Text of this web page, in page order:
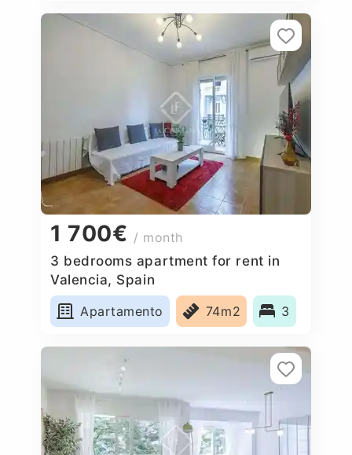
1 700€ / month
3 bedrooms apartment for rent in
Valencia, Spain
Apartamento
74m2 3